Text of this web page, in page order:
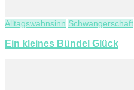
Alltagswahnsinn Schwangerschaft
Ein kleines Bündel Glück